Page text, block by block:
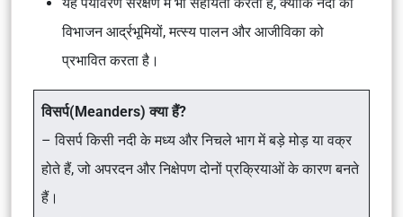
विभाजन आर्द्रभूमियों, मत्स्य पालन और आजीविका को
प्रभावित करता है।
विसर्प(Meanders) क्या हैं?
– विसर्प किसी नदी के मध्य और निचले भाग में बड़े मोड़ या वक्र
होते हैं, जो अपरदन और निक्षेपण दोनों प्रक्रियाओं के कारण बनते
हैं।